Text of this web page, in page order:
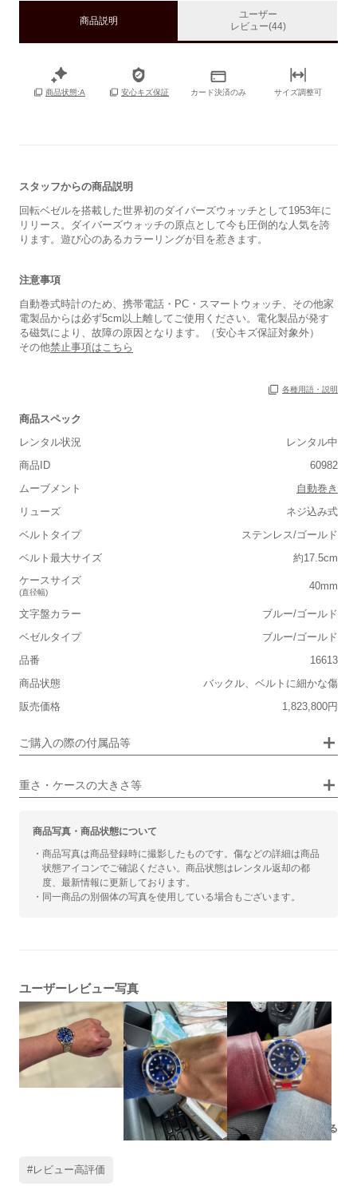
商品説明
ユーザー
レビュー(44)
商品状態:A 安心キズ保証 カード決済のみ サイズ調整可
スタッフからの商品説明
回転ベゼルを搭載した世界初のダイバーズウォッチとして1953年に
リリース。ダイバーズウォッチの原点として今も圧倒的な人気を誇
ります。遊び心のあるカラーリングが目を惹きます。
注意事項
自動巻式時計のため、携帯電話・PC・スマートウォッチ、その他家
電製品からは必ず5cm以上離してご使用ください。電化製品が発す
る磁気により、故障の原因となります。（安心キズ保証対象外）
その他禁止事項はこちら
各種用語・説明
商品スペック
レンタル状況
レンタル中
商品ID
60982
ムーブメント
自動巻き
リューズ
ネジ込み式
ベルトタイプ
ステンレス/ゴールド
ベルト最大サイズ
約17.5cm
ケースサイズ
(直径幅)
40mm
文字盤カラー
ブルー/ゴールド
ベゼルタイプ
ブルー/ゴールド
品番
16613
商品状態
バックル、ベルトに細かな傷
販売価格
1,823,800円
ご購入の際の付属品等
保証書
なし
箱
なし
重さ・ケースの大きさ等
■重さ(ベルト込み)
■ケースの大きさ
小さい 大きい
■装飾感
カジュアル ビジネス
商品写真・商品状態について
・商品写真は商品登録時に撮影したものです。傷などの詳細は商品
状態アイコンでご確認ください。商品状態はレンタル返却の都
度、最新情報に更新しております。
・同一商品の別個体の写真を使用している場合もございます。
ユーザーレビュー写真
残りの写真もみる
#レビュー高評価